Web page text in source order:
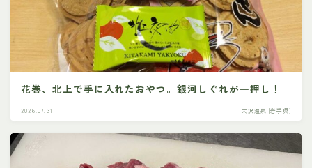
花巻、北上で手に入れたおやつ。銀河しぐれが一押し！
2026.07.31 大沢温泉 [岩手県]